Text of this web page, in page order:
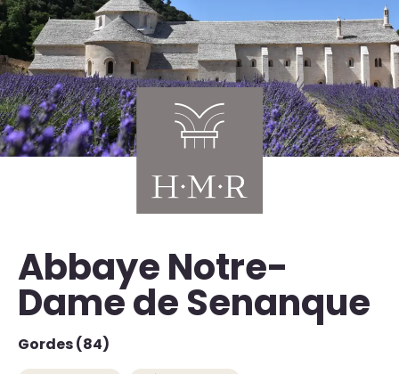
Abbaye Notre-
Dame de Senanque
Gordes (84)